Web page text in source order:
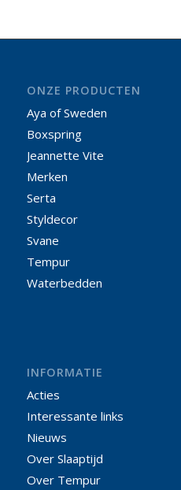
ONZE PRODUCTEN
Aya of Sweden
Boxspring
Jeannette Vite
Merken
Serta
Styldecor
Svane
Tempur
Waterbedden
INFORMATIE
Acties
Interessante links
Nieuws
Over Slaaptijd
Over Tempur